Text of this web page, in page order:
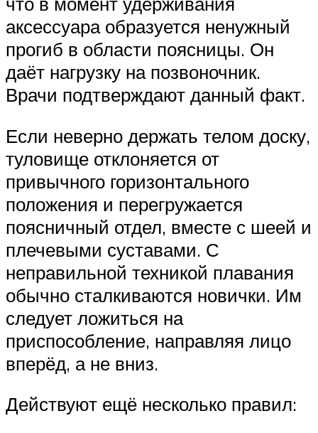
аксессуара образуется ненужный
прогиб в области поясницы. Он
даёт нагрузку на позвоночник.
Врачи подтверждают данный факт.
Если неверно держать телом доску,
туловище отклоняется от
привычного горизонтального
положения и перегружается
поясничный отдел, вместе с шеей и
плечевыми суставами. С
неправильной техникой плавания
обычно сталкиваются новички. Им
следует ложиться на
приспособление, направляя лицо
вперёд, а не вниз.
Действуют ещё несколько правил: